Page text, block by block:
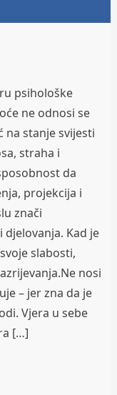
psihološke
ne odnosi se
na stanje svijesti
straha i
da
projekcija i
znači
Kad je
slabosti,
nosi
– jer zna da je
Vjera u sebe
[…]